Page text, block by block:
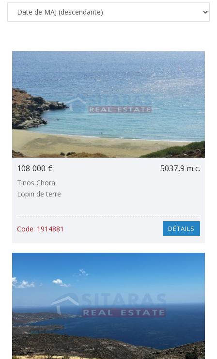
108 000 € 5037,9 m.c.
Tinos Chora
Lopin de terre
Code: 1914881 DÉTAILS